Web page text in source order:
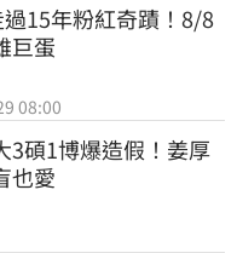
15年粉紅奇蹟！8/8
巨蛋
08:00
3碩1博爆造假！姜厚
也愛